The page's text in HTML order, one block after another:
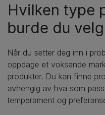
Hvilken type
burde du
Når du setter deg inn i
oppdage et voksende
produkter. Du kan finne
avhengig av hva som
temperament og